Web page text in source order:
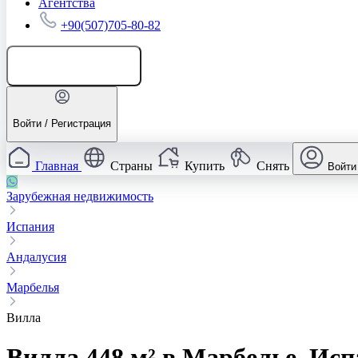
+90(507)705-80-82
Войти / Регистрация
Главная Страны Купить Снять Войти
Зарубежная недвижимость
Испания
Андалусия
Марбелья
Вилла